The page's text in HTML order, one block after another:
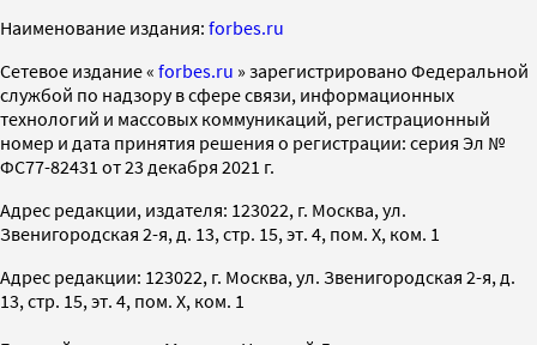
Наименование издания: forbes.ru
Cетевое издание « forbes.ru » зарегистрировано Федеральной
службой по надзору в сфере связи, информационных
технологий и массовых коммуникаций, регистрационный
номер и дата принятия решения о регистрации: серия Эл №
ФС77-82431 от 23 декабря 2021 г.
Адрес редакции, издателя: 123022, г. Москва, ул.
Звенигородская 2-я, д. 13, стр. 15, эт. 4, пом. X, ком. 1
Адрес редакции: 123022, г. Москва, ул. Звенигородская 2-я, д.
13, стр. 15, эт. 4, пом. X, ком. 1